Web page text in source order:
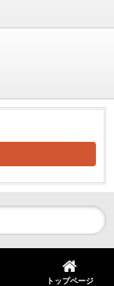
トップページ